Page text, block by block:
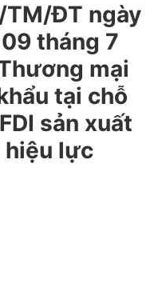
TM/ĐT ngày
tháng 7
mại
tại chỗ
sản xuất
hiệu lực